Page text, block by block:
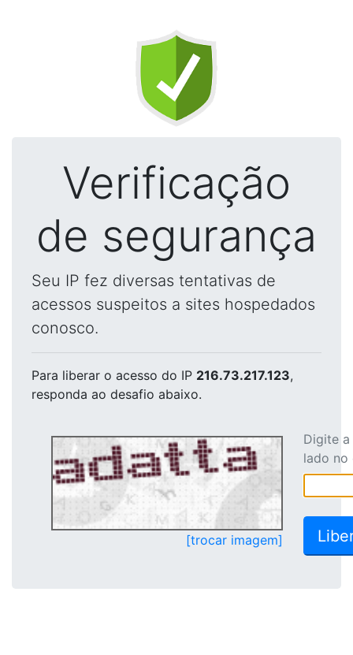
Verificação
de segurança
Seu IP fez diversas tentativas de
acessos suspeitos a sites hospedados
conosco.
Para liberar o acesso do IP 216.73.217.123,
responda ao desafio abaixo.
[trocar imagem]
Digite
lado no